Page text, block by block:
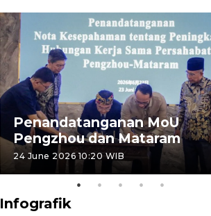
Penandatanganan MoU
Pengzhou dan Mataram
24 June 2026 10:20 WIB
Infografik